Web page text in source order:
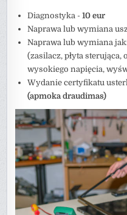
Diagnostyka -10 eur
Naprawa lub wymiana
Naprawa lub wymiana
(zasilacz, płyta
wysokiego napięcia,
Wydanie certyfikatu
(apmoka draudimas)